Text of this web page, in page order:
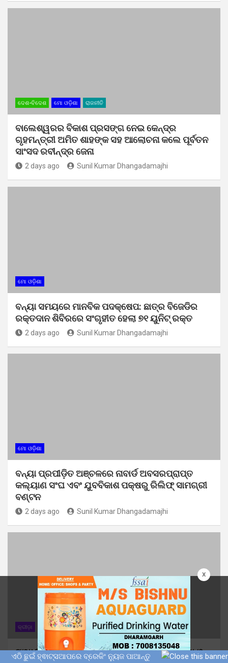
x
ଦେଶ-ବିଦେଶ ମୋ ଓଡ଼ିଶା ରାଜନୀତି
ବାଲେଶ୍ୱରର ବିକାଶ ପ୍ରସଙ୍ଗ ନେଇ କେନ୍ଦ୍ର
ଗୃହମନ୍ତ୍ରୀ ଅମିତ ଶାହଙ୍କ ସହ ଆଲୋଚନା କଲେ ପୂର୍ବତନ
ସାଂସଦ ରବୀନ୍ଦ୍ର ଜେନା
2 days ago Sunil Kumar Dhangadamajhi
ମୋ ଓଡ଼ିଶା
ବନ୍ୟା ସମୟରେ ମାନବିକ ପଦକ୍ଷେପ: ଛାତ୍ର ବିଜେଡିର
ରକ୍ତଦାନ ଶିବିରରେ ସଂଗୃହୀତ ହେଲା ୭୧ ୟୁନିଟ୍ ରକ୍ତ
2 days ago Sunil Kumar Dhangadamajhi
ମୋ ଓଡ଼ିଶା
ବନ୍ୟା ପ୍ରପୀଡ଼ିତ ଅଞ୍ଚଳରେ ନାବାର୍ଡ ଅବସରପ୍ରାପ୍ତ
କଲ୍ୟାଣ ସଂଘ ଏବଂ ଯୁବବିକାଶ ପକ୍ଷରୁ ରିଲିଫ୍ ସାମଗ୍ରୀ
ବଣ୍ଟନ
2 days ago Sunil Kumar Dhangadamajhi
କ୍ରୀଡ଼ା ମୋ ଓଡ଼ିଶା
ସ୍ୱାଧୀନତା କପ ଫୁଟବଲ ଚମ୍ପିୟାନସିପରେ ବାଲିଗୁଡା ଓ
ଏଠି ଛୁଇଁ ହ୍ଵାଟ୍ସଆପରେ ବ୍ରେକିଂ ନ୍ୟୁଜ ପାଆନ୍ତୁ